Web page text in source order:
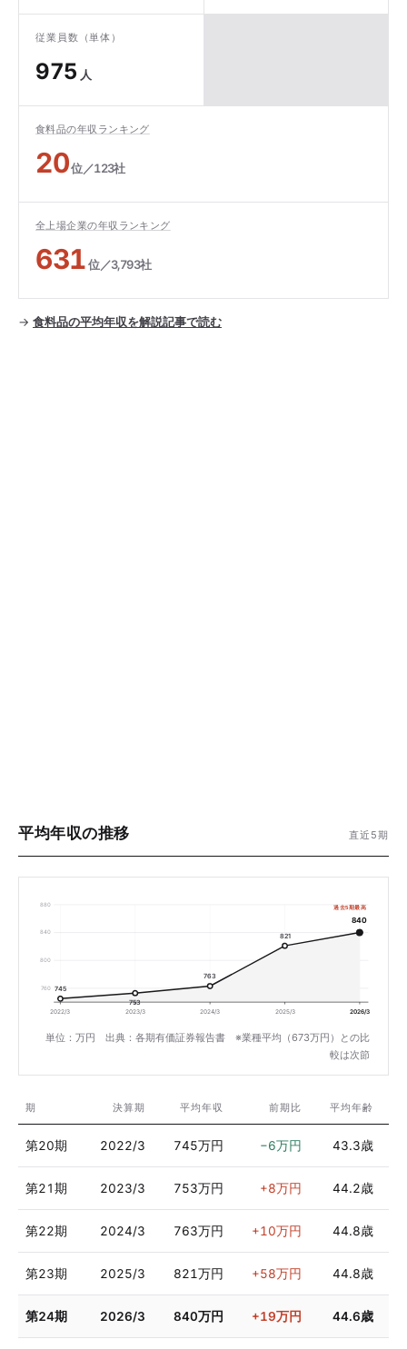
従業員数（単体）
975 人
食料品の年収ランキング
20位／123社
全上場企業の年収ランキング
631位／3,793社
→ 食料品の平均年収を解説記事で読む
平均年収の推移 直近5期
880
840
800
760 745
753
763
821
840
過去5期最高
2022/3 2023/3 2024/3 2025/3 2026/3
単位：万円 出典：各期有価証券報告書 ※業種平均（673万円）との比
較は次節
期 決算期 平均年収 前期比 平均年齢
第20期 2022/3 745万円 −6万円 43.3歳
第21期 2023/3 753万円 +8万円 44.2歳
第22期 2024/3 763万円 +10万円 44.8歳
第23期 2025/3 821万円 +58万円 44.8歳
第24期 2026/3 840万円 +19万円 44.6歳